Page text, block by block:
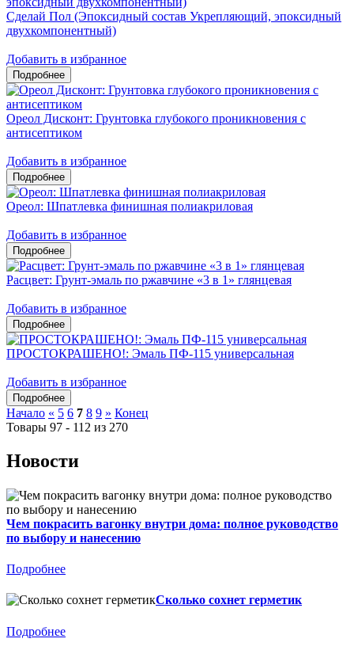
Сделай Пол (Эпоксидный состав Укрепляющий, эпоксидный
двухкомпонентный)
Добавить в избранное
Ореол Дисконт: Грунтовка глубокого проникновения с
антисептиком
Добавить в избранное
Ореол: Шпатлевка финишная полиакриловая
Добавить в избранное
Расцвет: Грунт-эмаль по ржавчине «3 в 1» глянцевая
Добавить в избранное
ПРОСТОКРАШЕНО!: Эмаль ПФ-115 универсальная
Добавить в избранное
Начало « 5 6 7 8 9 » Конец
Товары 97 - 112 из 270
Новости
Чем покрасить вагонку внутри дома: полное руководство
по выбору и нанесению
Подробнее
Сколько сохнет герметик
Подробнее